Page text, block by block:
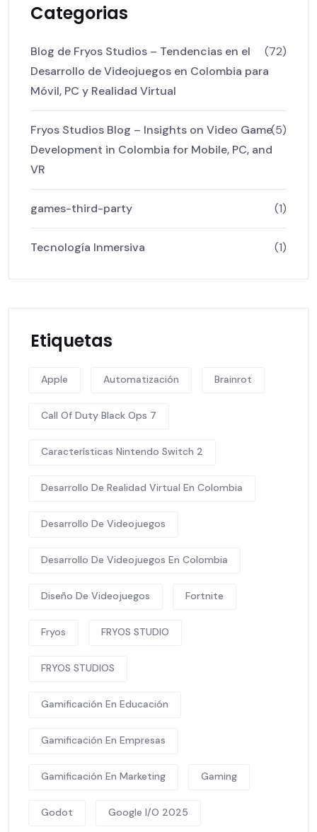
Categorias
Blog de Fryos Studios – Tendencias en el
Desarrollo de Videojuegos en Colombia para
Móvil, PC y Realidad Virtual
(72)
Fryos Studios Blog – Insights on Video Game
Development in Colombia for Mobile, PC, and
VR
(5)
games-third-party (1)
Tecnología Inmersiva (1)
Etiquetas
Apple Automatización Brainrot
Call Of Duty Black Ops 7
Características Nintendo Switch 2
Desarrollo De Realidad Virtual En Colombia
Desarrollo De Videojuegos
Desarrollo De Videojuegos En Colombia
Diseño De Videojuegos Fortnite
Fryos FRYOS STUDIO
FRYOS STUDIOS
Gamificación En Educación
Gamificación En Empresas
Gamificación En Marketing Gaming
Godot Google I/O 2025